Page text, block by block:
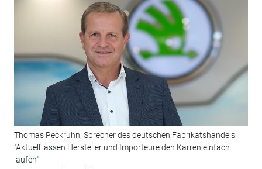
Thomas Peckruhn, Sprecher des deutschen Fabrikatshandels:
"Aktuell lassen Hersteller und Importeure den Karren einfach
laufen"